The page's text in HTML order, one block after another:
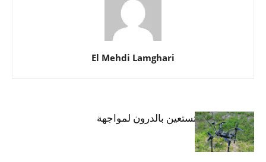
El Mehdi Lamghari
كوريا الجنوبية تستعين بالدرون لمواجهة
موجة الحر